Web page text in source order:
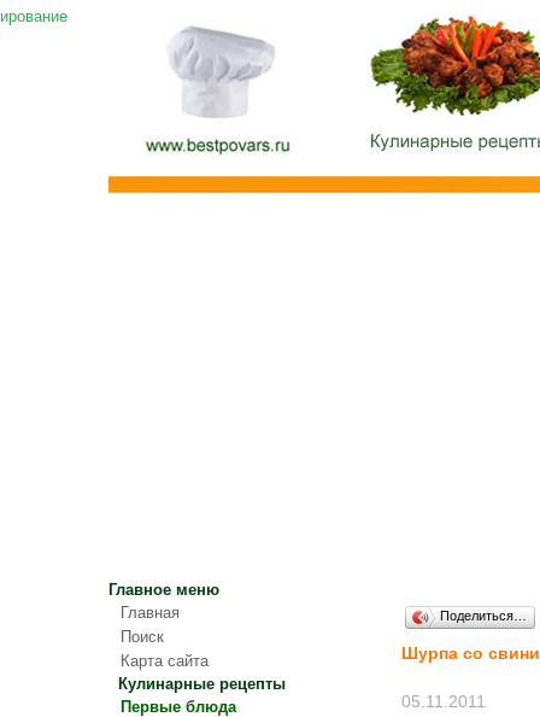
Главное меню
Главная
Поиск
Карта сайта
Кулинарные рецепты
Первые блюда
Поделиться…
Шурпа со
05.11.2011